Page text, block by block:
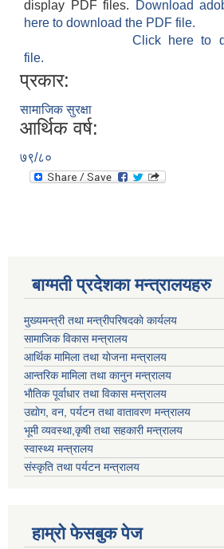
display PDF files.
Download
here to download the PDF file.
Click here to
file.
प्रकार:
सामाजिक सुरक्षा
आर्थिक वर्ष:
७९/८०
बाग्मती प्रदेशका मन्त्रालयहरु
मुख्यमन्त्री तथा मन्त्रीपरिषदकाे कार्यलय
सामाजिक विकास मन्त्रालय
आर्थिक मामिला तथा याेजना मन्त्रालय
आन्तरिक मामिला तथा कानुन मन्त्रालय
भाैतिक पूर्वाधार तथा विकास मन्त्रालय
उद्याेग, वन, पर्यटन तथा वातावरण मन्त्रालय
भूमी व्यवस्था,कृषी तथा सहकारी मन्त्रालय
स्वास्थ्य मन्त्रालय
संस्कृति तथा पर्यटन मन्त्रालय
हाम्राे फेसबुक पेज